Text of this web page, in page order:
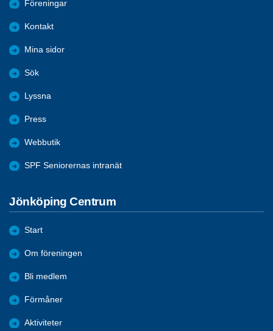
Föreningar
Kontakt
Mina sidor
Sök
Lyssna
Press
Webbutik
SPF Seniorernas intranät
Jönköping Centrum
Start
Om föreningen
Bli medlem
Förmåner
Aktiviteter